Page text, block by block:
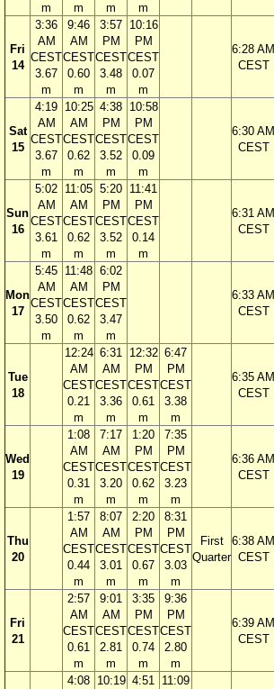
m
m
m
m
Fri
14
3:36
AM
CEST
3.67
m
9:46
AM
CEST
0.60
m
3:57
PM
CEST
3.48
m
10:16
PM
CEST
0.07
m
6:28 AM
CEST
Sat
15
4:19
AM
CEST
3.67
m
10:25
AM
CEST
0.62
m
4:38
PM
CEST
3.52
m
10:58
PM
CEST
0.09
m
6:30 AM
CEST
Sun
16
5:02
AM
CEST
3.61
m
11:05
AM
CEST
0.62
m
5:20
PM
CEST
3.52
m
11:41
PM
CEST
0.14
m
6:31 AM
CEST
Mon
17
5:45
AM
CEST
3.50
m
11:48
AM
CEST
0.62
m
6:02
PM
CEST
3.47
m
6:33 AM
CEST
Tue
18
12:24
AM
CEST
0.21
m
6:31
AM
CEST
3.36
m
12:32
PM
CEST
0.61
m
6:47
PM
CEST
3.38
m
6:35 AM
CEST
Wed
19
1:08
AM
CEST
0.31
m
7:17
AM
CEST
3.20
m
1:20
PM
CEST
0.62
m
7:35
PM
CEST
3.23
m
6:36 AM
CEST
Thu
20
1:57
AM
CEST
0.44
m
8:07
AM
CEST
3.01
m
2:20
PM
CEST
0.67
m
8:31
PM
CEST
3.03
m
First
Quarter
6:38 AM
CEST
Fri
21
2:57
AM
CEST
0.61
m
9:01
AM
CEST
2.81
m
3:35
PM
CEST
0.74
m
9:36
PM
CEST
2.80
m
6:39 AM
CEST
4:08 10:19 4:51 11:09